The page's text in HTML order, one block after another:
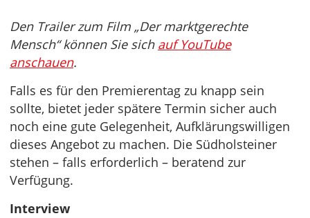
Den Trailer zum Film „Der marktgerechte
Mensch“ können Sie sich auf YouTube
anschauen.
Falls es für den Premierentag zu knapp sein
sollte, bietet jeder spätere Termin sicher auch
noch eine gute Gelegenheit, Aufklärungswilligen
dieses Angebot zu machen. Die Südholsteiner
stehen – falls erforderlich – beratend zur
Verfügung.
Interview